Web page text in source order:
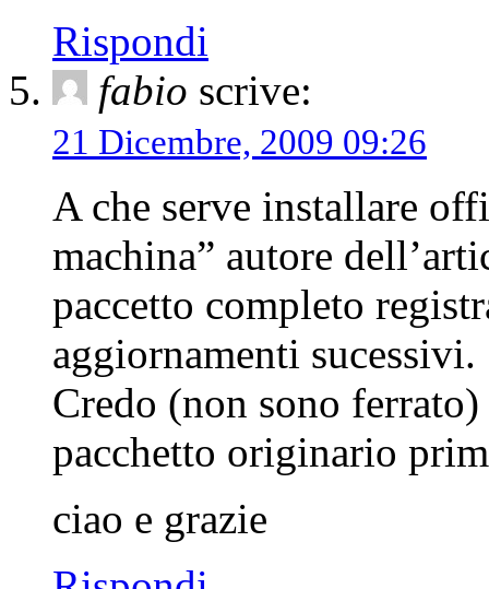
Rispondi
fabio scrive:
21 Dicembre, 2009 09:26
A che serve installare
machina” autore
paccetto completo
aggiornamenti sucessivi.
Credo (non sono
pacchetto originario
ciao e grazie